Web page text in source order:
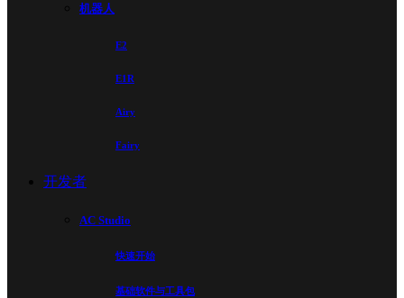
机器人
E2
E1R
Airy
Fairy
开发者
AC Studio
快速开始
基础软件与工具包